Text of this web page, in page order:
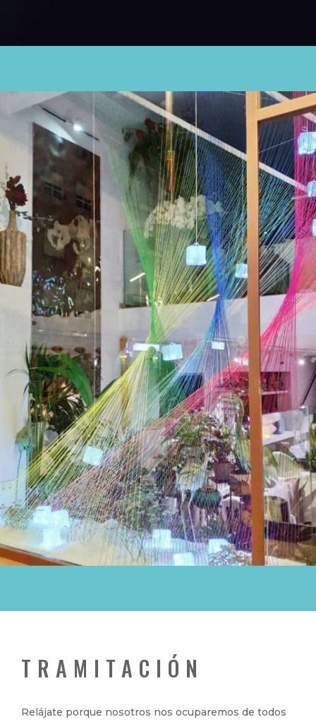
TRAMITACIÓN
Relájate porque nosotros nos ocuparemos de todos